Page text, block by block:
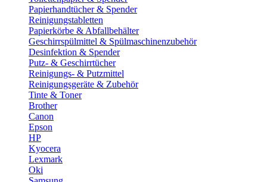
Papierhandtücher & Spender
Reinigungstabletten
Papierkörbe & Abfallbehälter
Geschirrspülmittel & Spülmaschinenzubehör
Desinfektion & Spender
Putz- & Geschirrtücher
Reinigungs- & Putzmittel
Reinigungsgeräte & Zubehör
Tinte & Toner
Brother
Canon
Epson
HP
Kyocera
Lexmark
Oki